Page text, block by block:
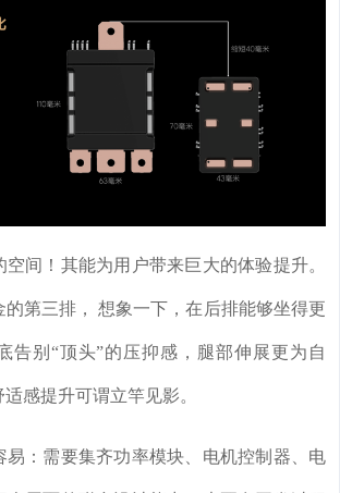
间！其能为用户带来巨大的体验提升。
的第三排， 想象一下，在后排能够坐得更
告别“顶头”的压抑感，腿部伸展更为自
感提升可谓立竿见影。
易：需要集齐功率模块、电机控制器、电